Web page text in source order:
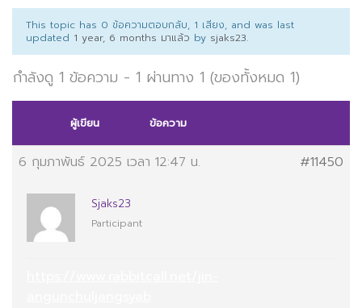
This topic has 0 ข้อความตอบกลับ, 1 เสียง, and was last
updated 1 year, 6 months มาแล้ว by sjaks23.
กำลังดู 1 ข้อความ - 1 ผ่านทาง 1 (ของทั้งหมด 1)
ผู้เขียน ข้อความ
6 กุมภาพันธ์ 2025 เวลา 12:47 น. #11450
Sjaks23
Participant